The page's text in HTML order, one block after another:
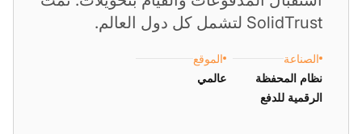
SolidTrust لتشمل كل دول العالم.
الصناعة
نظام المحفظة
الرقمية للدفع
الموقع
عالمي